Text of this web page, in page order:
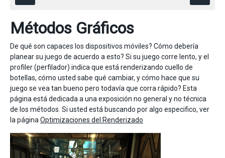
Métodos Gráficos
De qué son capaces los dispositivos móviles? Cómo debería
planear su juego de acuerdo a esto? Si su juego corre lento, y el
profiler (perfilador) indica que está renderizando cuello de
botellas, cómo usted sabe qué cambiar, y cómo hace que su
juego se vea tan bueno pero todavía que corra rápido? Esta
página está dedicada a una exposición no general y no técnica
de los métodos. Si usted está buscando por algo especifico, ver
la página Optimizaciones del Renderizado